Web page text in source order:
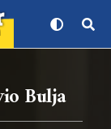
Bulja